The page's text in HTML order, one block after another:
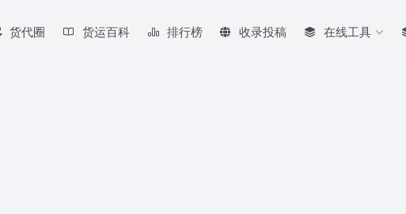
货代圈 货运百科 排行榜 收录投稿 在线工具